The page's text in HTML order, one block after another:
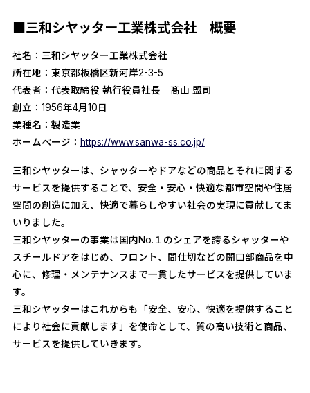
■三和シヤッター工業株式会社 概要
社名：三和シヤッター工業株式会社
所在地：東京都板橋区新河岸2-3-5
代表者：代表取締役 執行役員社長 髙山 盟司
創立：1956年4月10日
業種名：製造業
ホームページ： https://www.sanwa-ss.co.jp/
三和シヤッターは、シャッターやドアなどの商品とそれに関する
サービスを提供することで、安全・安心・快適な都市空間や住居
空間の創造に加え、快適で暮らしやすい社会の実現に貢献してま
いりました。
三和シヤッターの事業は国内No.１のシェアを誇るシャッターや
スチールドアをはじめ、フロント、間仕切などの開口部商品を中
心に、修理・メンテナンスまで一貫したサービスを提供していま
す。
三和シヤッターはこれからも「安全、安心、快適を提供すること
により社会に貢献します」を使命として、質の高い技術と商品、
サービスを提供していきます。